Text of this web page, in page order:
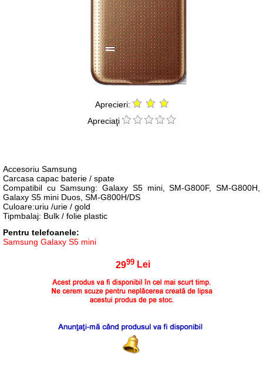
Aprecieri:
Apreciaţi
Accesoriu Samsung
Carcasa capac baterie / spate
Compatibil cu Samsung: Galaxy S5 mini, SM-G800F, SM-G800H,
Galaxy S5 mini Duos, SM-G800H/DS
Culoare:uriu /urie / gold
Tipmbalaj: Bulk / folie plastic
Pentru telefoanele:
Samsung Galaxy S5 mini
2999 Lei